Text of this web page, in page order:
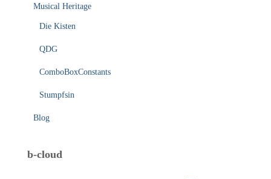
Musical Heritage
Die Kisten
QDG
ComboBoxConstants
Stumpfsin
Blog
b-cloud